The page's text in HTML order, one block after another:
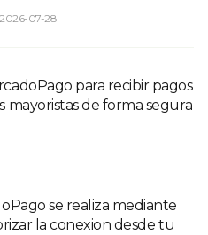
07-28
para recibir pagos
de forma segura
se realiza mediante
la conexion desde tu